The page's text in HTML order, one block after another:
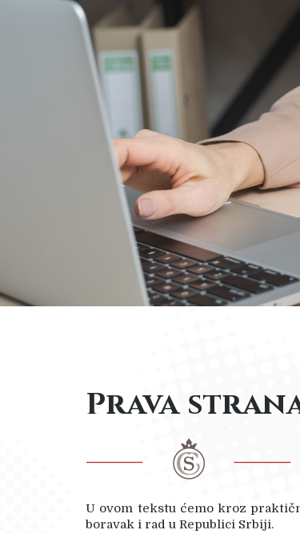
Prava
U ovom tekstu ćemo kroz
boravak i rad u Republici Srbiji.